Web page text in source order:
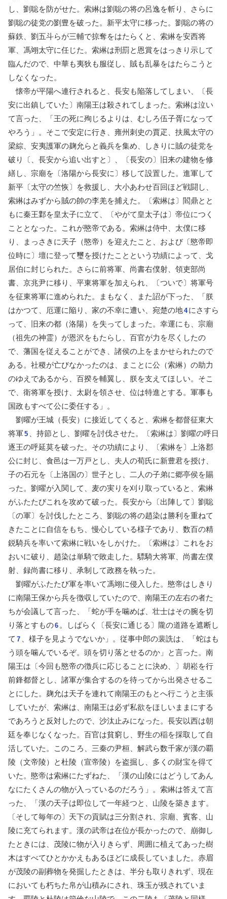
し、劉聡を防がせた。索綝は劉聡の将の呂逸を斬り、さらに
劉聡の徒党の劉豊を破った。新平太守に移った。劉聡の将の
蘇鉄、劉五斗らが三輔で掠奪をはたらくと、索綝を安西将
軍、馮翊太守に任じた。索綝は刑罰と恩賞をはっきり示して
臨んだので、中華も夷狄も服従し、賊も乱暴をはたらこうと
しなくなった。
懐帝が平陽へ連行されると、長安も陥落してしまい、〔長
安に出鎮していた〕南陽王は殺されてしまった。索綝は泣い
て言った、「王の死に殉じるよりは、むしろ伍子胥になって
やろう」。そこで安定に行き、雍州刺史の賈疋、扶風太守の
梁綜、安夷護軍の麹允らと義兵を集め、しきりに賊の徒党を
破り〔、長安から追い出すと〕、〔長安の〕旧来の建物を修
繕し、宗廟を〔洛陽から長安に〕移して設置した。進軍して
新平〔太守の竺恢〕を救援し、大小あわせ百回ほど戦闘し、
索綝はみずから賊の帥の李羌を捕えた。〔索綝は〕閻鼎とと
もに秦王鄴を皇太子に立て、〔やがて皇太子は〕帝位につく
こととなった。これが愍帝である。索綝は侍中、太僕に移
り、まっさきに天子（愍帝）を迎えたこと、および〔愍帝即
位時に〕壇に登って璽を授けたことという功績によって、戈
居伯に封じられた。さらに前将軍、尚書右僕射、領吏部尚
書、京兆尹に移り、平東将軍を加えられ、〔ついで〕将軍号
を征東将軍に進められた。まもなく、また詔が下った、「朕
はかつて、厄運に陥り、家の不幸に遭い、宛楚の地4 にさすら
って、旧来の都（洛陽）を失ってしまった。幸運にも、宗廟
（祖先の神霊）が恩沢をもたらし、百官が力を尽くしたの
で、藩国を従えることができ、諸侯の上をまかせられたので
ある。社稷が亡びなかったのは、まことに公（索綝）の助力
のゆえであるから、百揆を輔翼し、朕を支えてほしい。そこ
で、衛将軍を授け、太尉を領させ、位は特進とする。軍事も
国政もすべて公に委任する」。
劉曜が王城（長安）に接近してくると、索綝を都督征東大
将軍5
、持節とし、劉曜を討伐させた。〔索綝は〕劉曜の呼日
逐王の呼延莫を破った。その功績により、〔索綝を〕上洛郡
公に封じ、食邑は一万戸とし、夫人の荀氏に新豊君を授け、
子の石元を〔上洛国の〕世子とし、二人の子弟に郷亭侯を賜
った。劉曜が入関して、麦の実りを刈り取っていると、索綝
がふたたびこれを攻めて破った。長安から〔出陣して〕劉聡
〔の軍〕を討伐したところ、劉聡の将の趙染は勝利を重ねて
きたことに自信をもち、慢心している様子であり、数百の精
鋭騎兵を率いて索綝に戦いをしかけた。〔索綝は〕これをお
おいに破り、趙染は単騎で敗走した。驃騎大将軍、尚書左僕
射、録尚書に移り、承制して政務を執った。
劉曜がふたたび軍を率いて馮翊に侵入した。愍帝はしきり
に南陽王保から兵を徴収していたので、南陽王の左右の者た
ちが会議して言った、「蛇が手を噛めば、壮士はその腕を切
り落とすもの6 。しばらく〔長安に通じる〕隴の道路を遮断し
て 7
、様子を見ようでないか」。従事中郎の裴詵は、「蛇はも
う頭を噛んでいるぞ。頭を切り落とせるのか」と言った。南
陽王は〔今回も愍帝の徴兵に応じることに決め、〕胡崧を行
前鋒都督とし、諸軍が集合するのを待ってから出発させるこ
とにした。麹允は天子を連れて南陽王のもとへ行こうと主張
していたが、索綝は、南陽王は必ず私欲をほしいままにする
であろうと反対したので、沙汰止みになった。長安以西は朝
廷を奉じなくなった。百官は貧窮し、野生の稲を採取して自
活していた。このころ、三秦の尹桓、解武ら数千家が漢の覇
陵（文帝陵）と杜陵（宣帝陵）を盗掘し、多くの財宝を得て
いた。愍帝は索綝にたずねた、「漢の山陵にはどうしてあん
なにたくさんの物が入っているのだろう」。索綝は答えて言
った、「漢の天子は即位して一年経つと、山陵を築きます。
〔そして毎年の〕天下の貢賦は三分割され、宗廟、賓客、山
陵に充てられます。漢の武帝は在位が長かったので、崩御し
たときには、茂陵に物が入りきらず、周囲に植えてあった樹
木はすべてひとかかえもあるほどに成長していました。赤眉
が茂陵の副葬物を発掘したときは、半分も取りきれず、現在
においても朽ちた帛が山積みにされ、珠玉が残されていま